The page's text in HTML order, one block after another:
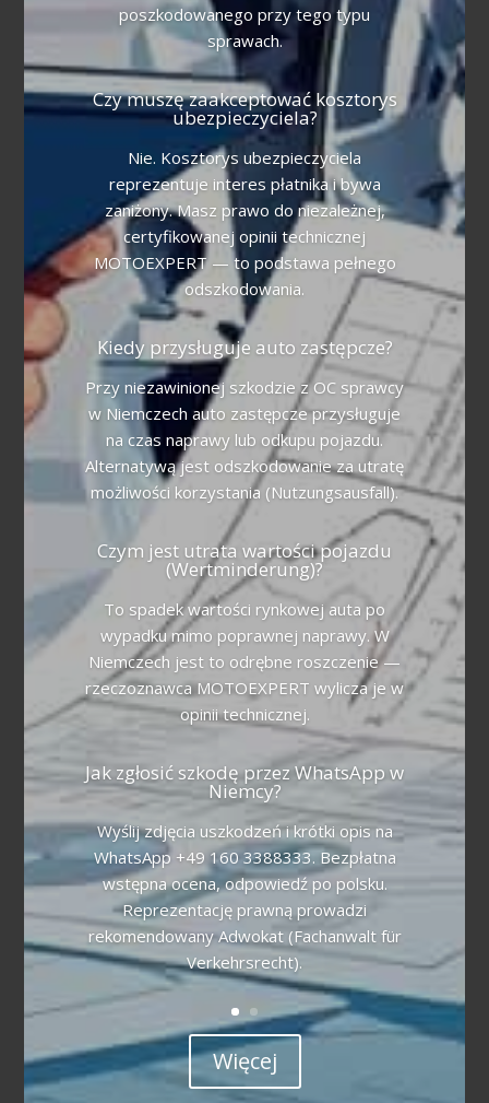
poszkodowanego przy tego typu
sprawach.
Czy muszę zaakceptować kosztorys
ubezpieczyciela?
Nie. Kosztorys ubezpieczyciela
reprezentuje interes płatnika i bywa
zaniżony. Masz prawo do niezależnej,
certyfikowanej opinii technicznej
MOTOEXPERT — to podstawa pełnego
odszkodowania.
Kiedy przysługuje auto zastępcze?
Przy niezawinionej szkodzie z OC sprawcy
w Niemczech auto zastępcze przysługuje
na czas naprawy lub odkupu pojazdu.
Alternatywą jest odszkodowanie za utratę
możliwości korzystania (Nutzungsausfall).
Czym jest utrata wartości pojazdu
(Wertminderung)?
To spadek wartości rynkowej auta po
wypadku mimo poprawnej naprawy. W
Niemczech jest to odrębne roszczenie —
rzeczoznawca MOTOEXPERT wylicza je w
opinii technicznej.
Jak zgłosić szkodę przez WhatsApp w
Niemcy?
Wyślij zdjęcia uszkodzeń i krótki opis na
WhatsApp +49 160 3388333. Bezpłatna
wstępna ocena, odpowiedź po polsku.
Reprezentację prawną prowadzi
rekomendowany Adwokat (Fachanwalt für
Verkehrsrecht).
Więcej